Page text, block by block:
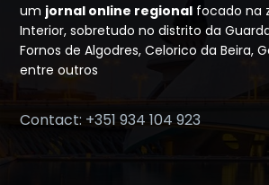
um jornal online regional focado na
Interior, sobretudo no distrito da
Fornos de Algodres, Celorico da Beira,
entre outros
Contact: +351 934 104 923